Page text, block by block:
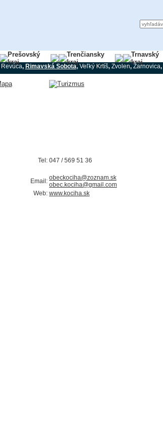
Prešovský
kraj
Trenčiansky
kraj
Trnavský
kraj
Revúca, Rimavská Sobota, Veľký Krtíš, Zvolen,Žarnovica,
Tel: 047 / 569 51 36
Email: obeckociha@zoznam.sk
obec.kociha@gmail.com
Web: www.kociha.sk